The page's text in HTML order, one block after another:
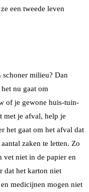
een tweede leven
schoner milieu? Dan
nu gaat om
of je gewone huis-tuin-
met je afval, help je
het gaat om het afval dat
zaken te letten. Zo
vet niet in de papier en
dat het karton niet
medicijnen mogen niet